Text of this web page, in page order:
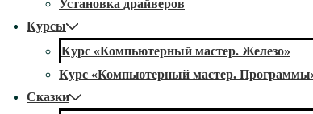
Установка драйверов
Курсы
Курс «Компьютерный мастер. Железо»
Курс «Компьютерный мастер.
Сказки